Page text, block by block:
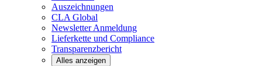
Auszeichnungen
CLAGlobal
NewsletterAnmeldung
Lieferkette und Compliance
Transparenzbericht
Alles anzeigen